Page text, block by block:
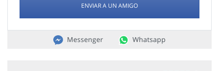
ENVIAR A UN AMIGO
Messenger Whatsapp